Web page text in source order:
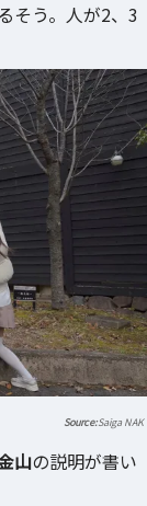
そう。人が2、3
Saiga NAK
山の説明が書い